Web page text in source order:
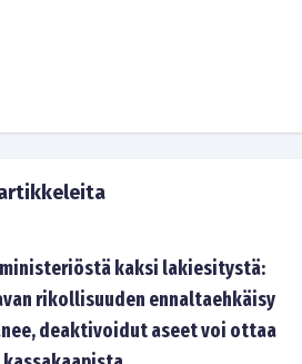
kaksi lakiesitystä:
rikollisuuden ennaltaehkäisy
deaktivoidut aseet voi ottaa